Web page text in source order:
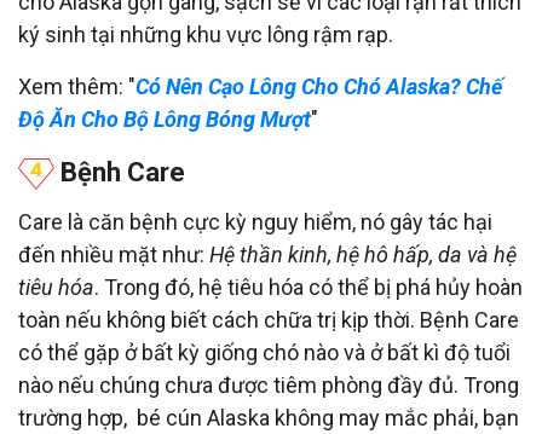
ký sinh tại những khu vực lông rậm rạp.
Xem thêm: "Có Nên Cạo Lông Cho Chó Alaska? Chế
Độ Ăn Cho Bộ Lông Bóng Mượt"
Bệnh Care
Care là căn bệnh cực kỳ nguy hiểm, nó gây tác hại
đến nhiều mặt như: Hệ thần kinh, hệ hô hấp, da và hệ
tiêu hóa. Trong đó, hệ tiêu hóa có thể bị phá hủy hoàn
toàn nếu không biết cách chữa trị kịp thời. Bệnh Care
có thể gặp ở bất kỳ giống chó nào và ở bất kì độ tuổi
nào nếu chúng chưa được tiêm phòng đầy đủ. Trong
trường hợp, bé cún Alaska không may mắc phải, bạn